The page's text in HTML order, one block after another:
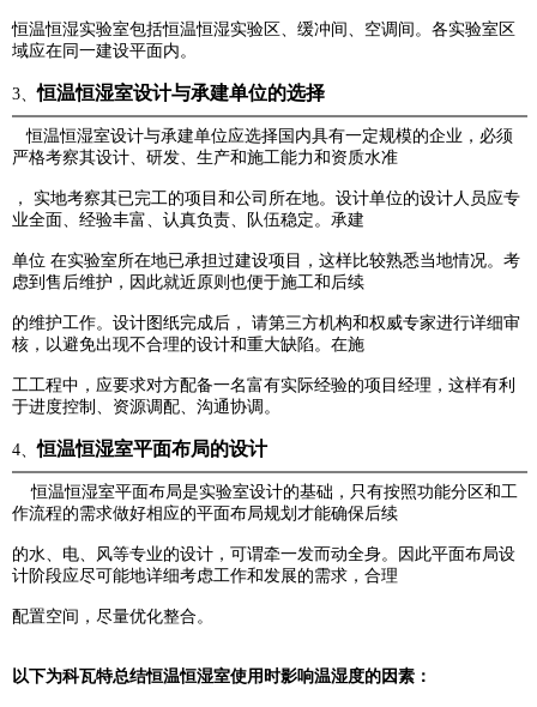
恒温恒湿实验室包括恒温恒湿实验区、缓冲间、空调间。各实验室区
域应在同一建设平面内。
3、恒温恒湿室设计与承建单位的选择
恒温恒湿室设计与承建单位应选择国内具有一定规模的企业，必须
严格考察其设计、研发、生产和施工能力和资质水准
， 实地考察其已完工的项目和公司所在地。设计单位的设计人员应专
业全面、经验丰富、认真负责、队伍稳定。承建
单位 在实验室所在地已承担过建设项目，这样比较熟悉当地情况。考
虑到售后维护，因此就近原则也便于施工和后续
的维护工作。设计图纸完成后， 请第三方机构和权威专家进行详细审
核，以避免出现不合理的设计和重大缺陷。在施
工工程中，应要求对方配备一名富有实际经验的项目经理，这样有利
于进度控制、资源调配、沟通协调。
4、恒温恒湿室平面布局的设计
恒温恒湿室平面布局是实验室设计的基础，只有按照功能分区和工
作流程的需求做好相应的平面布局规划才能确保后续
的水、电、风等专业的设计，可谓牵一发而动全身。因此平面布局设
计阶段应尽可能地详细考虑工作和发展的需求，合理
配置空间，尽量优化整合。
以下为科瓦特总结恒温恒湿室使用时影响温湿度的因素：